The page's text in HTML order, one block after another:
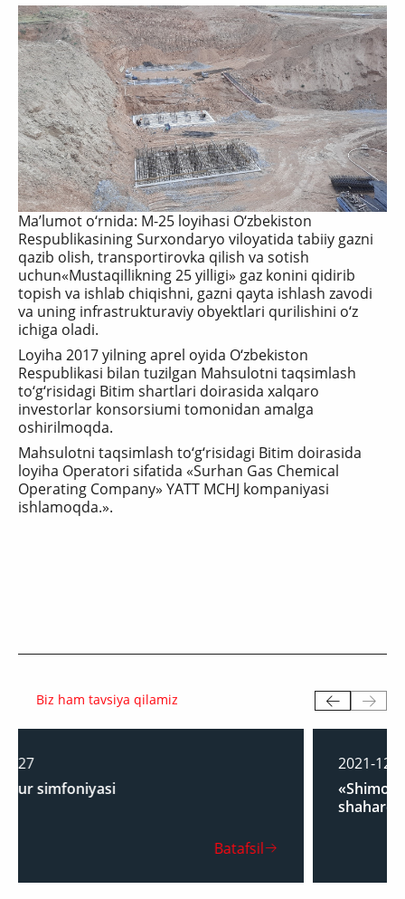
Ma’lumot o‘rnida: M-25 loyihasi O‘zbekiston
Respublikasining Surxondaryo viloyatida tabiiy gazni
qazib olish, transportirovka qilish va sotish
uchun«Mustaqillikning 25 yilligi» gaz konini qidirib
topish va ishlab chiqishni, gazni qayta ishlash zavodi
va uning infrastrukturaviy obyektlari qurilishini o‘z
ichiga oladi.
Loyiha 2017 yilning aprel oyida O‘zbekiston
Respublikasi bilan tuzilgan Mahsulotni taqsimlash
to‘g‘risidagi Bitim shartlari doirasida xalqaro
investorlar konsorsiumi tomonidan amalga
oshirilmoqda.
Mahsulotni taqsimlash to‘g‘risidagi Bitim doirasida
loyiha Operatori sifatida «Surhan Gas Chemical
Operating Company» YATT MCHJ kompaniyasi
ishlamoqda.».
Biz ham tavsiya qilamiz
«Shimoliy Sho‘rtan» konida ishchilar
shaharchasining ochilish marosimi